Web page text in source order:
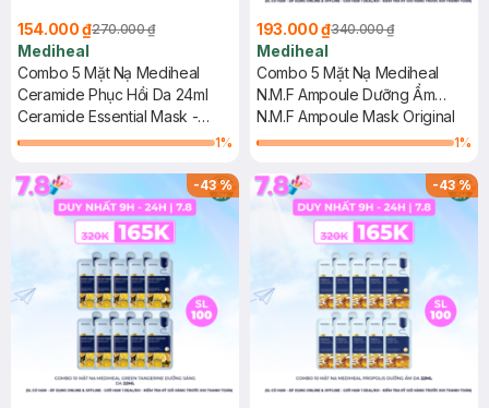
154.000 ₫270.000 ₫
Mediheal
Combo 5 Mặt Nạ Mediheal
Ceramide Phục Hồi Da 24ml
Ceramide Essential Mask -
Moisture Barrier
1%
193.000 ₫340.000 ₫
Mediheal
Combo 5 Mặt Nạ Mediheal
N.M.F Ampoule Dưỡng Ẩm
Chuyên Sâu 27ml
N.M.F Ampoule Mask Original
1%
-43% -43%